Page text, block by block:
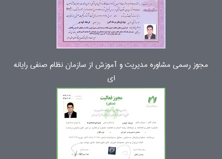
مجوز رسمی مشاوره مدیریت و آموزش از سازمان نظام صنفی رایانه
ای